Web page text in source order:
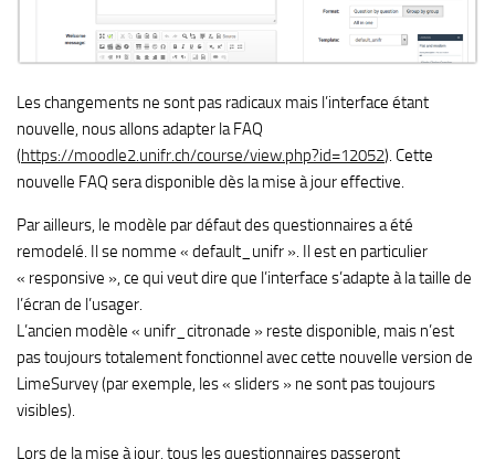
Les changements ne sont pas radicaux mais l’interface étant
nouvelle, nous allons adapter la FAQ
(https://moodle2.unifr.ch/course/view.php?id=12052). Cette
nouvelle FAQ sera disponible dès la mise à jour effective.
Par ailleurs, le modèle par défaut des questionnaires a été
remodelé. Il se nomme « default_unifr ». Il est en particulier
« responsive », ce qui veut dire que l’interface s’adapte à la taille de
l’écran de l’usager.
L’ancien modèle « unifr_citronade » reste disponible, mais n’est
pas toujours totalement fonctionnel avec cette nouvelle version de
LimeSurvey (par exemple, les « sliders » ne sont pas toujours
visibles).
Lors de la mise à jour, tous les questionnaires passeront